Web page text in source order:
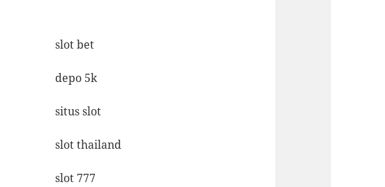
slot bet
depo 5k
situs slot
slot thailand
slot 777